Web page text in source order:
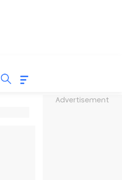
Advertisement
LIGA ITALIA